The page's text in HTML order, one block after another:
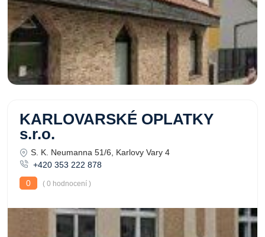
KARLOVARSKÉ OPLATKY
s.r.o.
S. K. Neumanna 51/6, Karlovy Vary 4
+420 353 222 878
0
( 0 hodnocení )